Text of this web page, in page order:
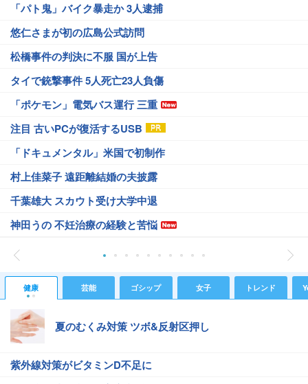
「パト鬼」バイク暴走か 3人逮捕
悠仁さまが初の広島公式訪問
松橋事件の判決に不服 国が上告
タイで銃撃事件 5人死亡23人負傷
「ポケモン」電気バス運行 三重
注目 古いPCが復活するUSB
「ドキュメンタル」米国で初制作
村上佳菜子 遠距離結婚の夫披露
千葉雄大 スカウト受け大学中退
神田うの 不妊治療の経験と苦悩
健康 芸能 ゴシップ 女子 トレンド
夏のむくみ対策 ツボ&反射区押し
紫外線対策がビタミンD不足に